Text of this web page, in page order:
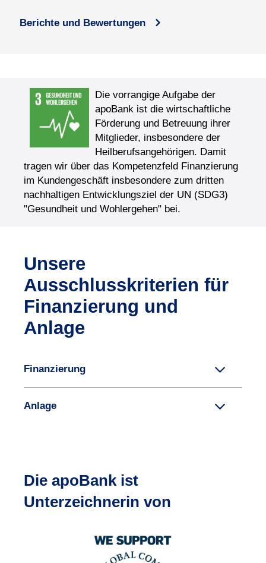
Berichte und Bewertungen
Die vorrangige Aufgabe der
apoBank ist die wirtschaftliche
Förderung und Betreuung ihrer
Mitglieder, insbesondere der
Heilberufsangehörigen. Damit
tragen wir über das Kompetenzfeld Finanzierung
im Kundengeschäft insbesondere zum dritten
nachhaltigen Entwicklungsziel der UN (SDG3)
"Gesundheit und Wohlergehen" bei.
Unsere
Ausschlusskriterien für
Finanzierung und
Anlage
Finanzierung
Anlage
Die apoBank ist
Unterzeichnerin von